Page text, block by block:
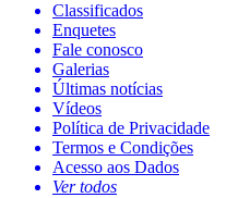
Classificados
Enquetes
Fale conosco
Galerias
Últimas notícias
Vídeos
Política de Privacidade
Termos e Condições
Acesso aos Dados
Ver todos